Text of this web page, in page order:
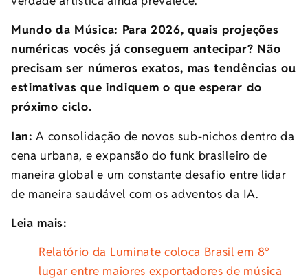
Mundo da Música: Para 2026, quais projeções
numéricas vocês já conseguem antecipar? Não
precisam ser números exatos, mas tendências ou
estimativas que indiquem o que esperar do
próximo ciclo.
Ian: A consolidação de novos sub-nichos dentro da
cena urbana, e expansão do funk brasileiro de
maneira global e um constante desafio entre lidar
de maneira saudável com os adventos da IA.
Leia mais:
Relatório da Luminate coloca Brasil em 8º
lugar entre maiores exportadores de música